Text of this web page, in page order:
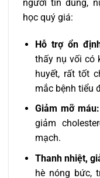
người tin dùng,
học quý giá:
Hỗ trợ ổn
thấy nụ vối có
huyết, rất tốt
mắc bệnh tiểu
Giảm mỡ máu:
giảm
mạch.
Thanh nhiệt,
hè nóng bức,